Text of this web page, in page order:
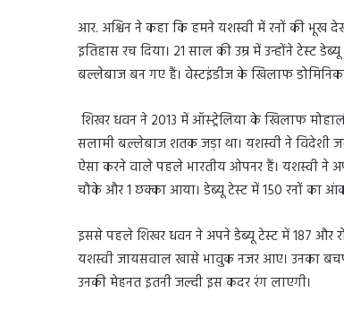
आर. अश्विन ने कहा कि हमने यशस्वी में रनों की भूख
इतिहास रच दिया। 21 साल की उम्र में उन्होंने टेस्ट
बल्लेबाज बन गए हैं। वेस्टइंडीज के खिलाफ डोमिनिका
शिखर धवन ने 2013 में ऑस्ट्रेलिया के खिलाफ
सलामी बल्लेबाज शतक जड़ा था। यशस्वी ने विदेशी
ऐसा करने वाले पहले भारतीय ओपनर हैं। यशस्वी ने
चौके और 1 छक्का आया। डेब्यू टेस्ट में 150 रनों का
इससे पहले शिखर धवन ने अपने डेब्यू टेस्ट में 187 और
यशस्वी जायसवाल खासे भावुक नजर आए। उनका
उनकी मेहनत इतनी जल्दी इस कदर रंग लाएगी।